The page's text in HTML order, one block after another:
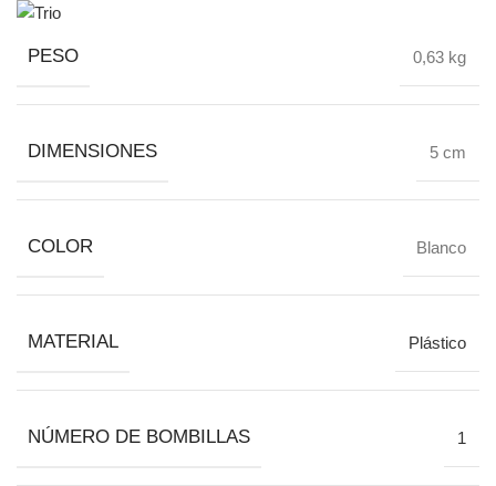
PESO 0,63 kg
DIMENSIONES 5 cm
COLOR Blanco
MATERIAL Plástico
NÚMERO DE BOMBILLAS 1